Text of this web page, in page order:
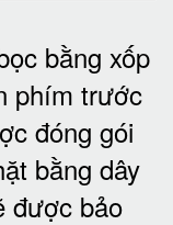
bằng xốp
phím trước
đóng gói
bằng dây
được bảo